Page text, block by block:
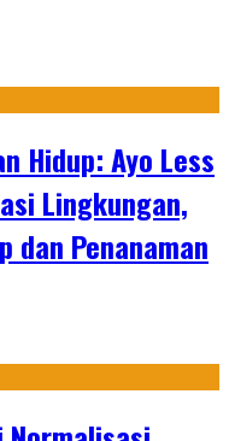
Hidup: Ayo Less
Lingkungan,
dan Penanaman